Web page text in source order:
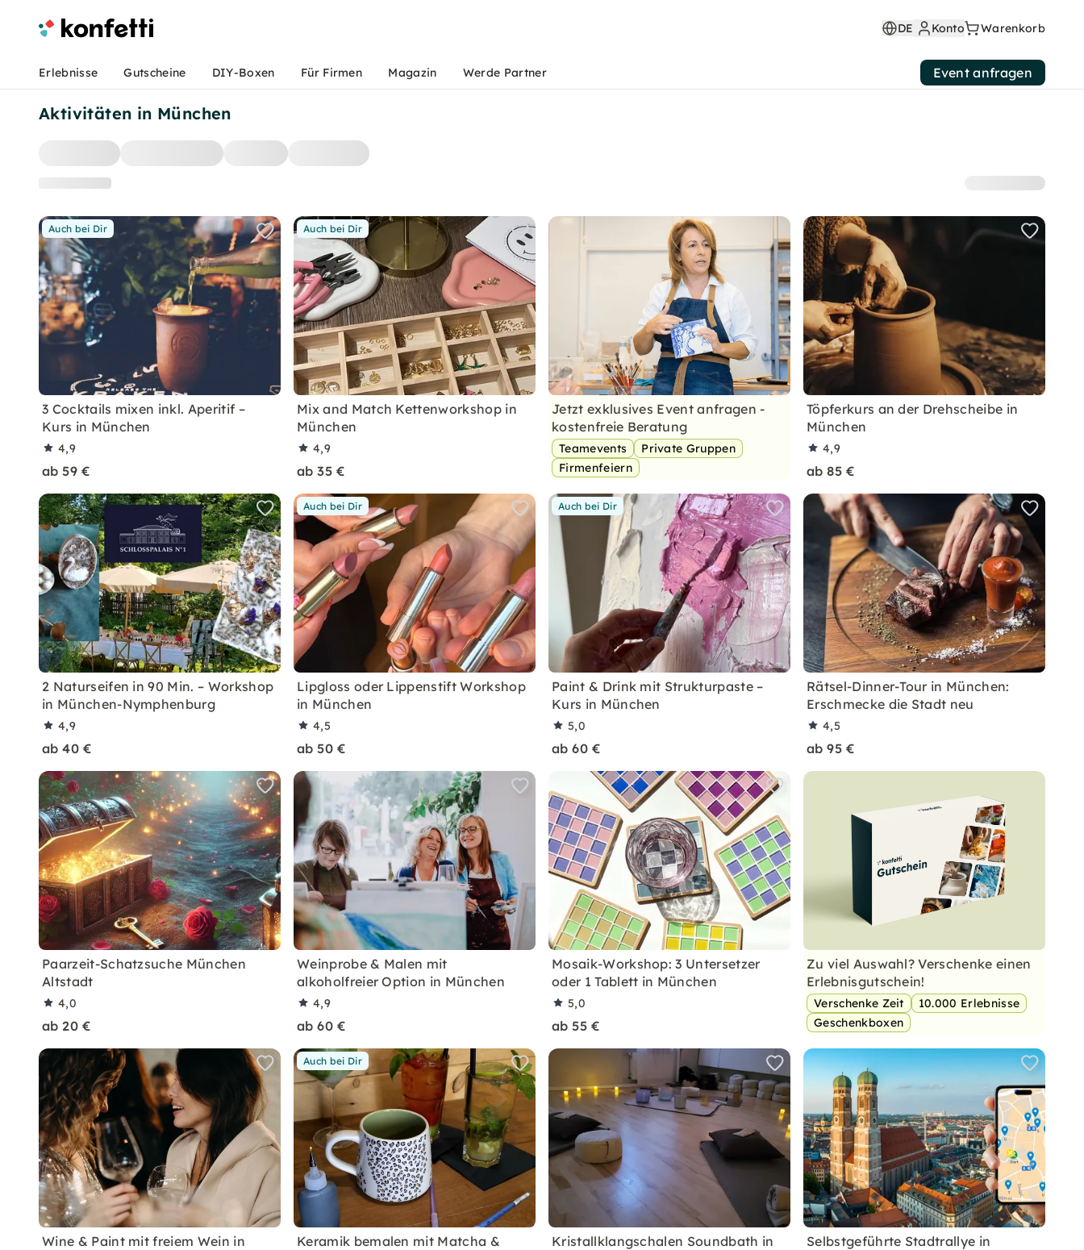
Aktivitäten in München
Auch bei Dir
3 Cocktails mixen inkl. Aperitif –
Kurs in München
4,9
ab 59 €
Auch bei Dir
Mix and Match Kettenworkshop in
München
4,9
ab 35 €
Jetzt exklusives Event anfragen -
kostenfreie Beratung
Teamevents
Private Gruppen
Firmenfeiern
Töpferkurs an der Drehscheibe in
München
4,9
ab 85 €
2 Naturseifen in 90 Min. – Workshop
in München-Nymphenburg
4,9
ab 40 €
Auch bei Dir
Lipgloss oder Lippenstift Workshop
in München
4,5
ab 50 €
Auch bei Dir
Paint & Drink mit Strukturpaste –
Kurs in München
5,0
ab 60 €
Rätsel-Dinner-Tour in München:
Erschmecke die Stadt neu
4,5
ab 95 €
Paarzeit-Schatzsuche München
Altstadt
4,0
ab 20 €
Weinprobe & Malen mit
alkoholfreier Option in München
4,9
ab 60 €
Mosaik-Workshop: 3 Untersetzer
oder 1 Tablett in München
5,0
ab 55 €
Zu viel Auswahl? Verschenke einen
Erlebnisgutschein!
Verschenke Zeit
10.000 Erlebnisse
Geschenkboxen
Wine & Paint mit freiem Wein in
Auch bei Dir
Keramik bemalen mit Matcha &
Kristallklangschalen Soundbath in
Selbstgeführte Stadtrallye in
DE Konto Warenkorb
Erlebnisse Gutscheine DIY-Boxen Für Firmen Magazin Werde Partner Event anfragen